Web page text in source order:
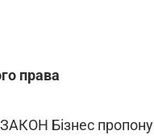
права
Бізнес